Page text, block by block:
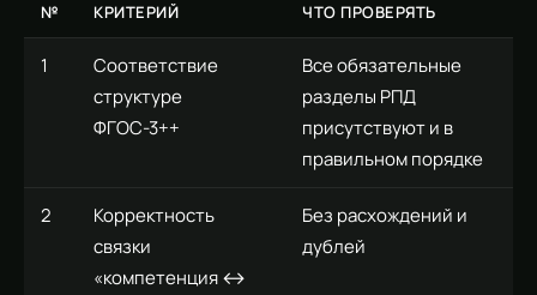
№ КРИТЕРИЙ ЧТО ПРОВЕРЯТЬ
1
Соответствие
структуре
ФГОС-3++
Все обязательные
разделы РПД
присутствуют и в
правильном порядке
2
Корректность
связки
«компетенция ↔
Без расхождений и
дублей